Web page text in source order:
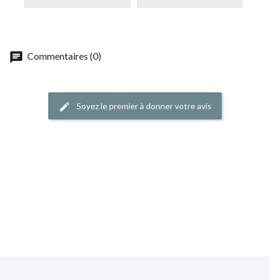
chat Commentaires (0)
edit Soyez le premier à donner votre avis